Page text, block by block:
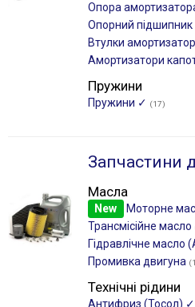
Опора
Опорний підшипник
Втулки
Амортизатори
Пружини
Пружини ✓ (17)
Запчастини
Масла
New Моторне
Трансмісійне масло
Гідравлічне масло
Промивка двигуна
Технічні рідини
Антифриз (Тосол) ✓